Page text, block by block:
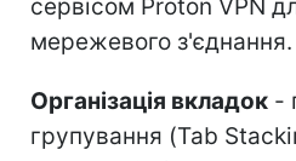
сервісом Proton VPN
мережевого з'єднання.
Організація вкладок -
групування (Tab